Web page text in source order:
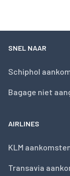
SNEL NAAR
Schiphol
Bagage niet
AIRLINES
KLM
Transavia